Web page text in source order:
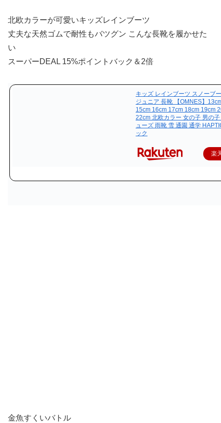
北欧カラーが可愛いキッズレインブーツ
丈夫な天然ゴムで耐性もバツグン こんな長靴を履かせた
い
スーパーDEAL 15%ポイントバック＆2倍
キッズ レインブーツ スノーブ
ジュニア 長靴 【OMNES】
15cm 16cm 17cm 18cm 19cm
22cm 北欧カラー 女の子 男の
ューズ 雨靴 雪 通園 通学
ック
楽
金魚すくいバトル